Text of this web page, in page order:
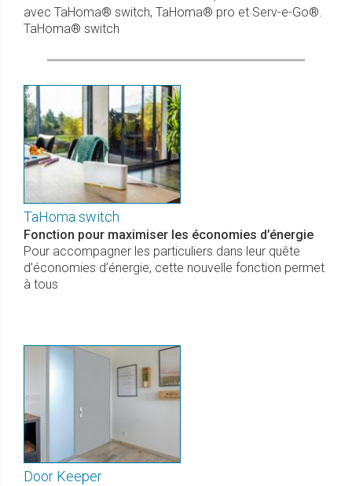
avec TaHoma® switch, TaHoma® pro et Serv-e-Go®.
TaHoma® switch
TaHoma switch
Fonction pour maximiser les économies d’énergie
Pour accompagner les particuliers dans leur quête
d’économies d’énergie, cette nouvelle fonction permet
à tous
Door Keeper